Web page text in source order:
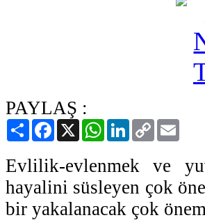
PAYLAŞ :
PaylaşFacebook
X WhatsAppLinkedIn
Copy
Link
Evlilik-evlenmek ve
hayalini süsleyen çok
bir yakalanacak çok